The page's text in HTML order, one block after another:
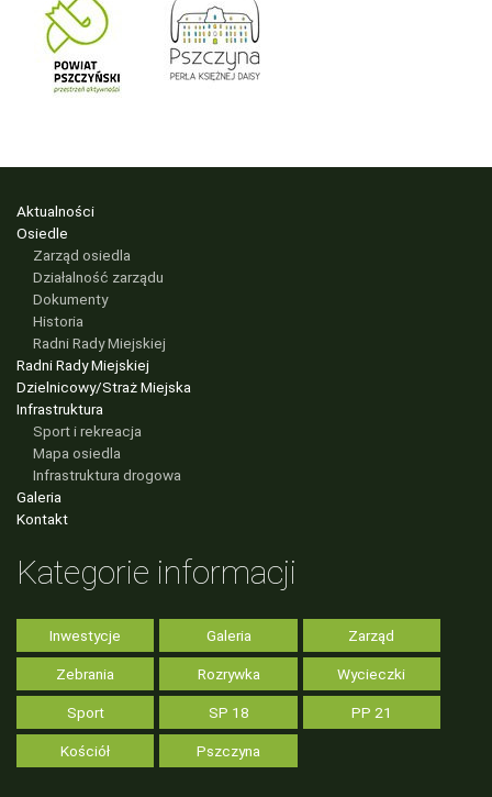
Aktualności
Osiedle
Zarząd osiedla
Działalność zarządu
Dokumenty
Historia
Radni Rady Miejskiej
Radni Rady Miejskiej
Dzielnicowy/Straż Miejska
Infrastruktura
Sport i rekreacja
Mapa osiedla
Infrastruktura drogowa
Galeria
Kontakt
Kategorie informacji
Inwestycje Galeria Zarząd
Zebrania Rozrywka Wycieczki
Sport SP 18 PP 21
Kościół Pszczyna